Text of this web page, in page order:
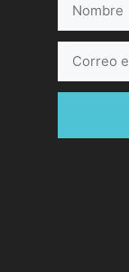
electrónico